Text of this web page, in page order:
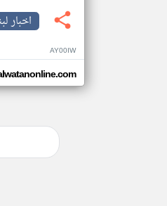
اخبار
AY00IW